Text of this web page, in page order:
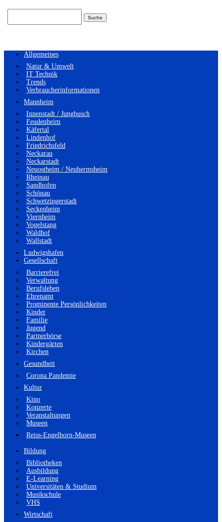
Allgemeines
Natur & Umwelt
IT Technik
Trends
Verbraucherinformationen
Mannheim
Innenstadt / Jungbusch
Feudenheim
Käfertal
Lindenhof
Friedrichsfeld
Neckarau
Neckarstadt
Neuostheim / Neuhermsheim
Rheinau
Sandhofen
Schönau
Schwetzingerstadt
Seckenheim
Viernheim
Vogelstang
Waldhof
Wallstadt
Ludwigshafen
Gesellschaft
Barrierefrei
Verwaltung
Berufsleben
Ehrenamt
Prominente Persönlichkeiten
Kinder
Familie
Jugend
Partnerbörse
Kindergärten
Kirchen
Gesundheit
Corona Pandemie
Kultur
Kino
Konzerte
Veranstaltungen
Museen
Reiss-Engelhorn-Museen
Bildung
Bibliotheken
Ausbildung
E-Learning
Universitäten & Studium
Musikschule
VHS
Wirtschaft